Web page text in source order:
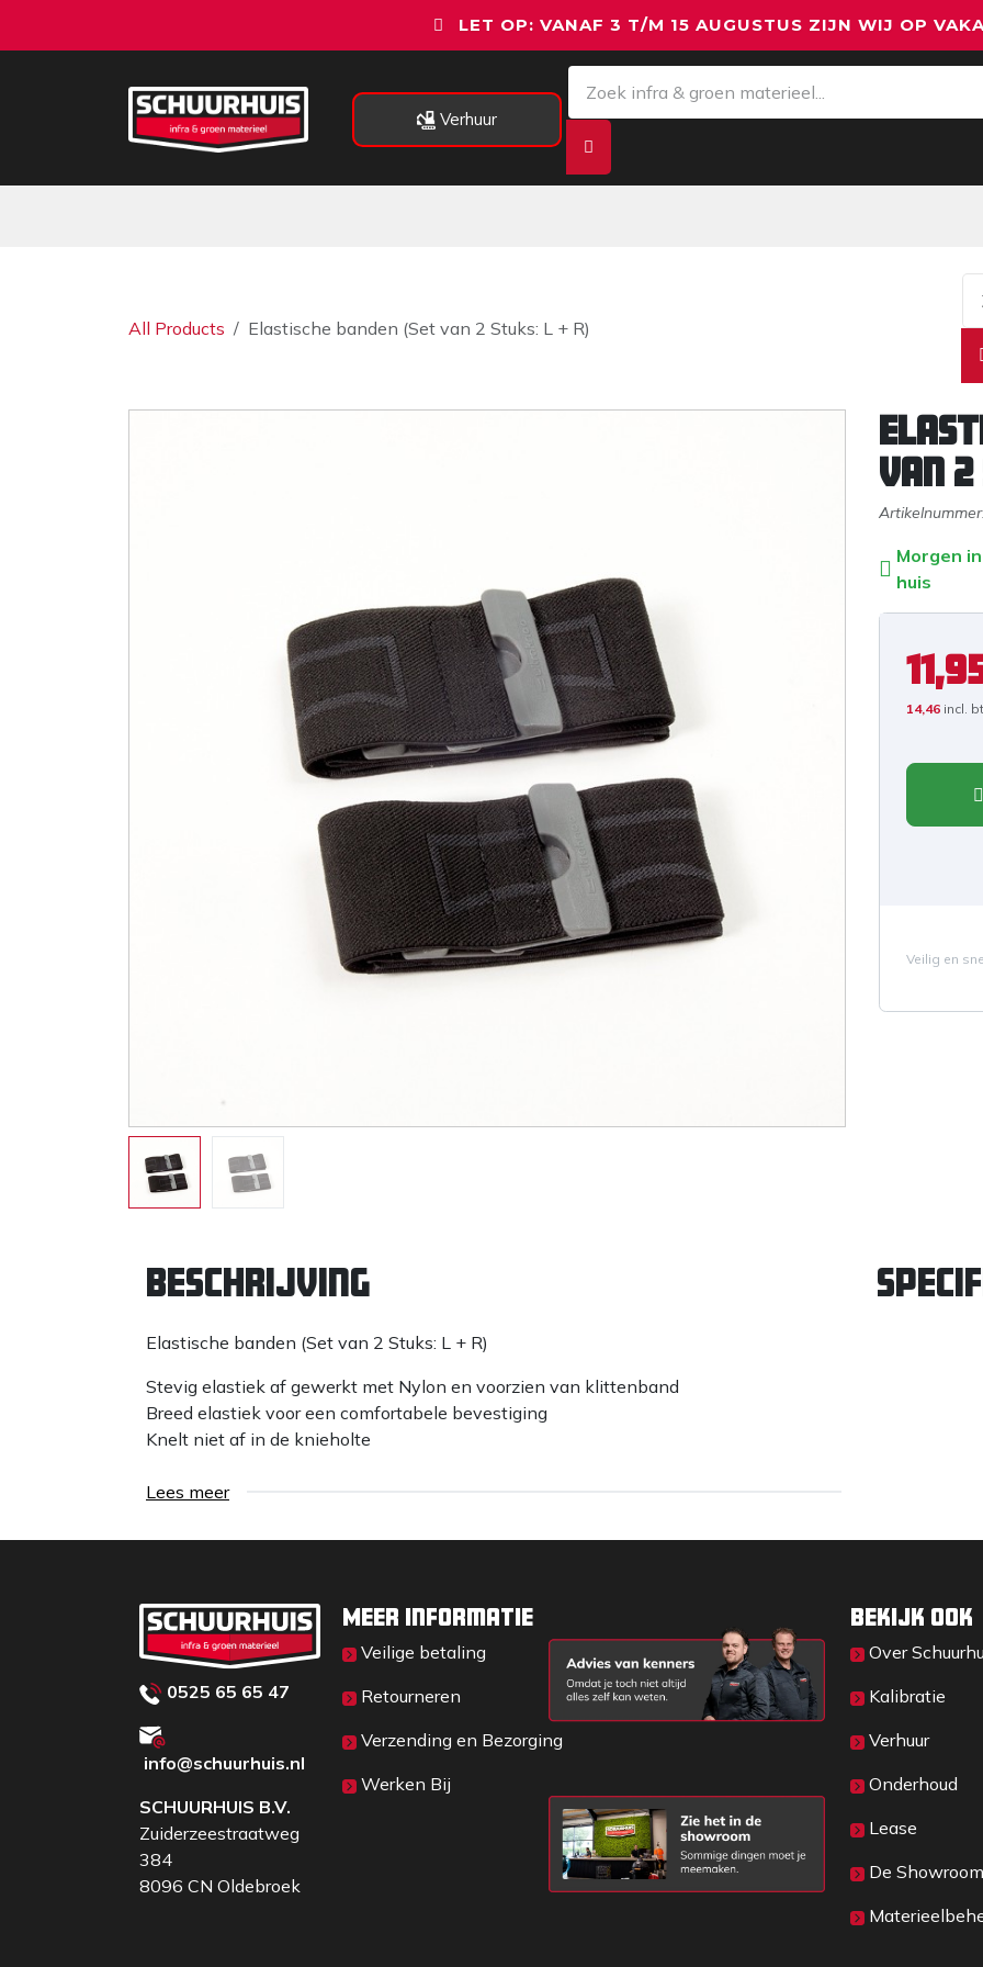
LET OP: VANAF 3 T/M 15 AUGUSTUS ZIJN WIJ OP
Verhuur
All Products Elastische banden (Set van 2 Stuks: L + R)
van 2
Morgen in
huis
14,46 incl.
Veilig en
Beschrijving
Elastische banden (Set van 2 Stuks: L + R)
Stevig elastiek af gewerkt met Nylon en voorzien van klittenband
Breed elastiek voor een comfortabele bevestiging
Knelt niet af in de knieholte
Lees meer
Bekijk ook
Over
Kalibratie
Verhuur
Onderhoud
Lease
De Showroom
0525 65 65 47
info@schuurhuis.nl
SCHUURHUIS B.V.
Zuiderzeestraatweg
384
8096 CN Oldebroek
Meer informatie
Veilige betaling
Retourneren
Verzending en Bezorging
Werken Bij